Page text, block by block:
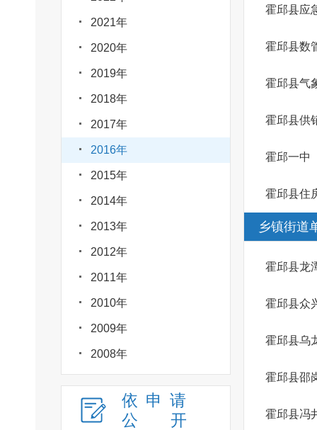
2021年
2020年
2019年
2018年
2017年
2016年
2015年
2014年
2013年
2012年
2011年
2010年
2009年
2008年
依申请
公
开
霍邱县应
霍邱县数
霍邱县气
霍邱县供
霍邱一中
霍邱县住
乡镇街道
霍邱县龙
霍邱县众
霍邱县乌
霍邱县邵
霍邱县冯